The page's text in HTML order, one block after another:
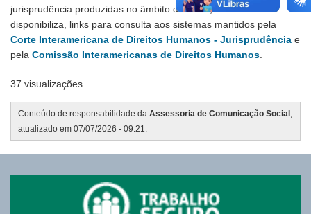
jurisprudência produzidas no âmbito do SIDH, o TRT-16
disponibiliza, links para consulta aos sistemas mantidos pela
Corte Interamericana de Direitos Humanos - Jurisprudência e
pela Comissão Interamericanas de Direitos Humanos
37 visualizações
Conteúdo de responsabilidade da Assessoria de Comunicação Social ,
atualizado em 07/07/2026 - 09:21.